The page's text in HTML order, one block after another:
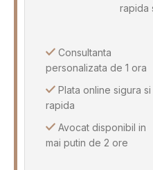
rapida
Consultanta
personalizata de 1 ora
Plata online sigura si
rapida
Avocat disponibil in
mai putin de 2 ore